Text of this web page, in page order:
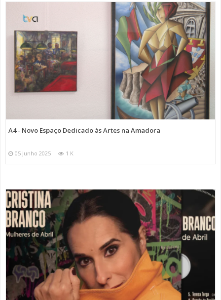
A4 - Novo Espaço Dedicado às Artes na Amadora
05 Junho 2025 1 K